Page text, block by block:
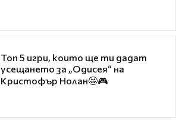
Топ 5 игри, които ще ти дадат
усещането за „Одисея“ на
Кристофър Нолан🤩🎮